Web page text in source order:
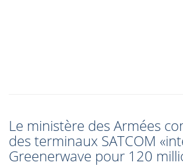
Le ministère des Armées
des terminaux SATCOM
Greenerwave pour 120